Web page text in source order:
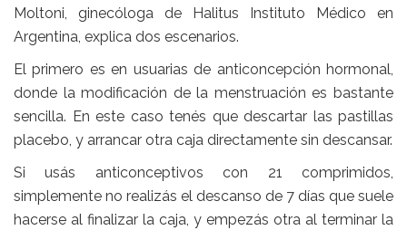
Moltoni, ginecóloga de Halitus Instituto Médico en
Argentina, explica dos escenarios.
El primero es en usuarias de anticoncepción hormonal,
donde la modificación de la menstruación es bastante
sencilla. En este caso tenés que descartar las pastillas
placebo, y arrancar otra caja directamente sin descansar.
Si usás anticonceptivos con 21 comprimidos,
simplemente no realizás el descanso de 7 días que suele
hacerse al finalizar la caja, y empezás otra al terminar la